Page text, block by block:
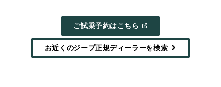
ご試乗予約はこちら OPEN
A
NEW
WINDOW )
お近くのジープ正規ディーラーを検索